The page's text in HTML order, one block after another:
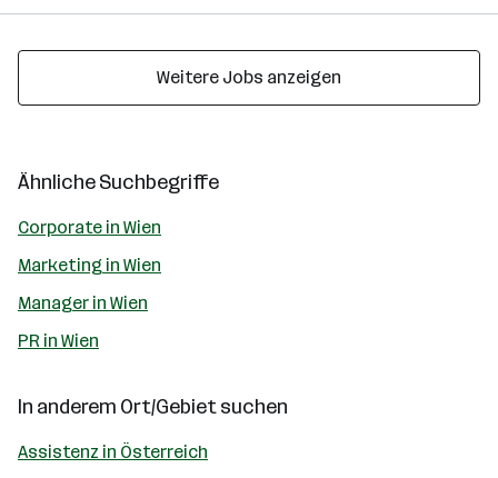
Weitere Jobs anzeigen
Ähnliche Suchbegriffe
Corporate in Wien
Marketing in Wien
Manager in Wien
PR in Wien
In anderem Ort/Gebiet suchen
Assistenz in Österreich